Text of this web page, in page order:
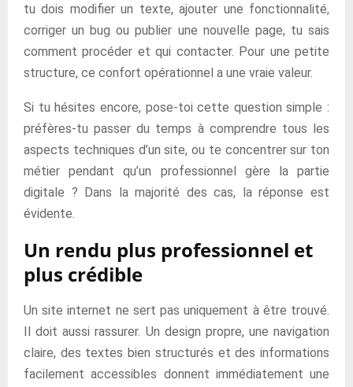
tu dois modifier un texte, ajouter une fonctionnalité,
corriger un bug ou publier une nouvelle page, tu sais
comment procéder et qui contacter. Pour une petite
structure, ce confort opérationnel a une vraie valeur.
Si tu hésites encore, pose-toi cette question simple :
préfères-tu passer du temps à comprendre tous les
aspects techniques d’un site, ou te concentrer sur ton
métier pendant qu’un professionnel gère la partie
digitale ? Dans la majorité des cas, la réponse est
évidente.
Un rendu plus professionnel et
plus crédible
Un site internet ne sert pas uniquement à être trouvé.
Il doit aussi rassurer. Un design propre, une navigation
claire, des textes bien structurés et des informations
facilement accessibles donnent immédiatement une